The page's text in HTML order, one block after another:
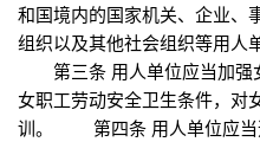
和国境内的国家机关、企业、
组织以及其他社会组织等用人
第三条 用人单位应当加强
女职工劳动安全卫生条件，对
训。 第四条 用人单位应当